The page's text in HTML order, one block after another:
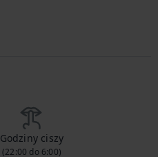
Godziny ciszy
(22:00 do 6:00)